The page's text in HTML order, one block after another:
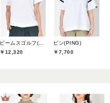
￥12,320
ピン(PING)
￥7,700